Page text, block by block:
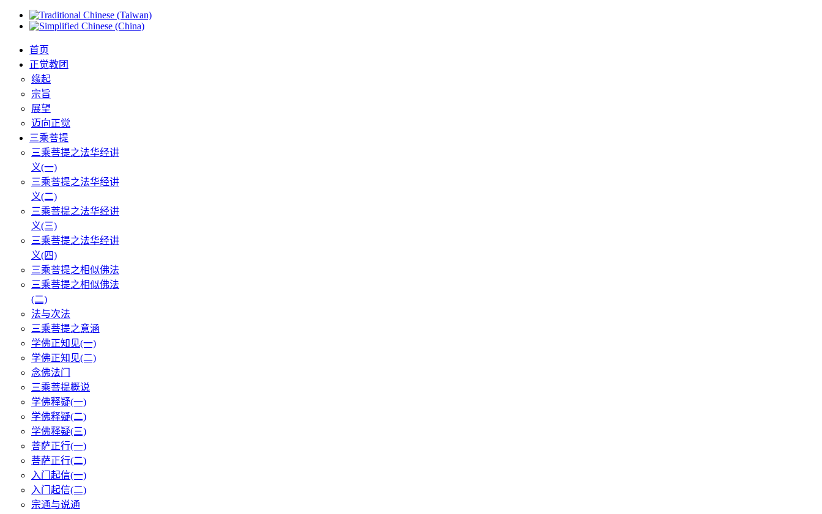
首页
正觉教团
缘起
宗旨
展望
迈向正觉
三乘菩提
三乘菩提之法华经讲
义(一)
三乘菩提之法华经讲
义(二)
三乘菩提之法华经讲
义(三)
三乘菩提之法华经讲
义(四)
三乘菩提之相似佛法
三乘菩提之相似佛法
(二)
法与次法
三乘菩提之意涵
学佛正知见(一)
学佛正知见(二)
念佛法门
三乘菩提概说
学佛释疑(一)
学佛释疑(二)
学佛释疑(三)
菩萨正行(一)
菩萨正行(二)
入门起信(一)
入门起信(二)
宗通与说通